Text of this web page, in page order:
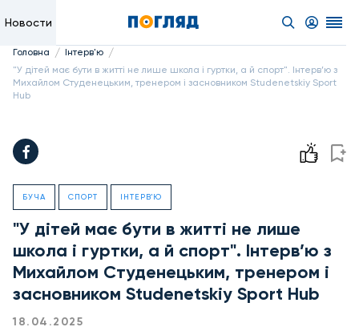
Новости
Головна / Інтерв'ю /
"У дітей має бути в житті не лише школа і гуртки, а й спорт". Інтерв’ю з
Михайлом Студенецьким, тренером і засновником Studenetskiy Sport
Hub
БУЧА СПОРТ ІНТЕРВ'Ю
"У дітей має бути в житті не лише
школа і гуртки, а й спорт". Інтерв’ю з
Михайлом Студенецьким, тренером і
засновником Studenetskiy Sport Hub
18.04.2025